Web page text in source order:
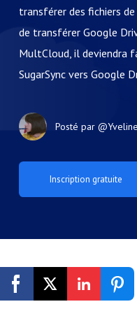
transférer des fichiers
de transférer Google
MultCloud, il deviendra
SugarSync vers Google
Inscription
Posté par @Yveline